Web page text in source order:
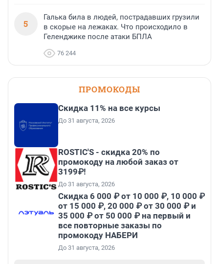
5
Галька била в людей, пострадавших грузили
в скорые на лежаках. Что происходило в
Геленджике после атаки БПЛА
76 244
ПРОМОКОДЫ
Скидка 11% на все курсы
До 31 августа, 2026
ROSTIC'S - скидка 20% по
промокоду на любой заказ от
3199₽!
До 31 августа, 2026
Скидка 6 000 ₽ от 10 000 ₽, 10 000 ₽
от 15 000 ₽, 20 000 ₽ от 30 000 ₽ и
35 000 ₽ от 50 000 ₽ на первый и
все повторные заказы по
промокоду НАБЕРИ
До 31 августа, 2026